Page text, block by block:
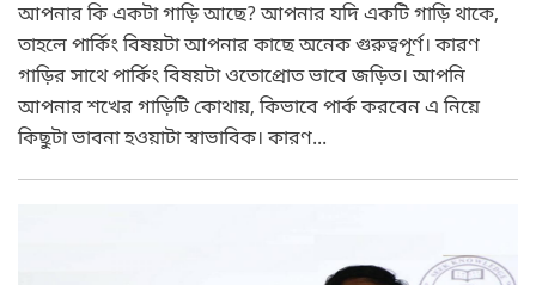
আপনার কি একটা গাড়ি আছে? আপনার যদি একটি গাড়ি থাকে,
তাহলে পার্কিং বিষয়টা আপনার কাছে অনেক গুরুত্বপূর্ণ। কারণ
গাড়ির সাথে পার্কিং বিষয়টা ওতোপ্রোত ভাবে জড়িত। আপনি
আপনার শখের গাড়িটি কোথায়, কিভাবে পার্ক করবেন এ নিয়ে
কিছুটা ভাবনা হওয়াটা স্বাভাবিক। কারণ...